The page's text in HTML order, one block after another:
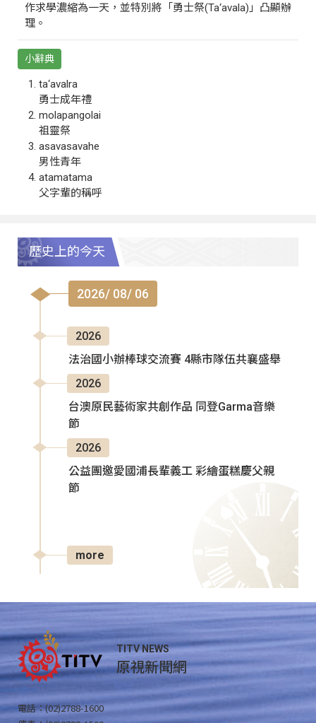
作求學濃縮為一天，並特別將「勇士祭(Ta‘avala)」凸顯辦
理。
小辭典
ta‘avalra
勇士成年禮
molapangolai
祖靈祭
asavasavahe
男性青年
atamatama
父字輩的稱呼
歷史上的今天
2026/ 08/ 06
2026
法治國小辦棒球交流賽 4縣市隊伍共襄盛舉
2026
台澳原民藝術家共創作品 同登Garma音樂
節
2026
公益團邀愛國浦長輩義工 彩繪蛋糕慶父親
節
more
TITV NEWS
原視新聞網
電話：(02)2788-1600